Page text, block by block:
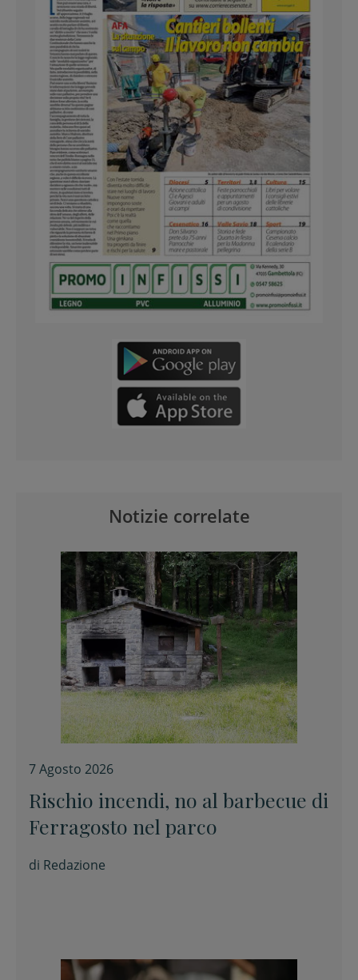
Notizie correlate
7 Agosto 2026
Rischio incendi, no al barbecue di
Ferragosto nel parco
di Redazione